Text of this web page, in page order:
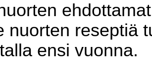
nuorten reseptiä
ensi vuonna.